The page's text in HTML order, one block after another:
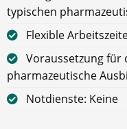
typischen
Flexible
Voraussetzung für
pharmazeutische
Notdienste: Keine